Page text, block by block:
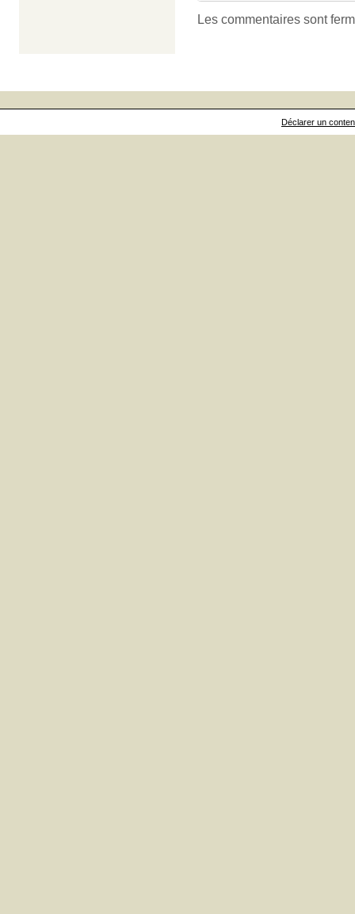
Les commentaires sont
Déclarer un